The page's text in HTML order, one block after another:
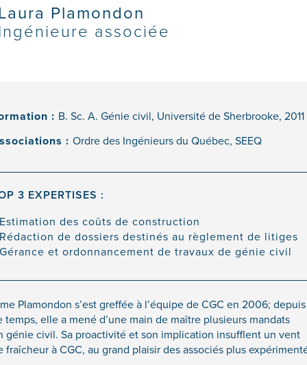
Plamondon
Ingénieure associée
: B. Sc. A. Génie civil, Université de Sherbrooke, 2011
: Ordre des Ingénieurs du Québec, SEEQ
3 EXPERTISES :
Estimation des coûts de construction
Rédaction de dossiers destinés au règlement de litiges
Gérance et ordonnancement de travaux de génie civil
Plamondon s’est greffée à l’équipe de CGC en 2006; depuis
temps, elle a mené d’une main de maître plusieurs mandats
génie civil. Sa proactivité et son implication insufflent un vent
fraîcheur à CGC, au grand plaisir des associés plus